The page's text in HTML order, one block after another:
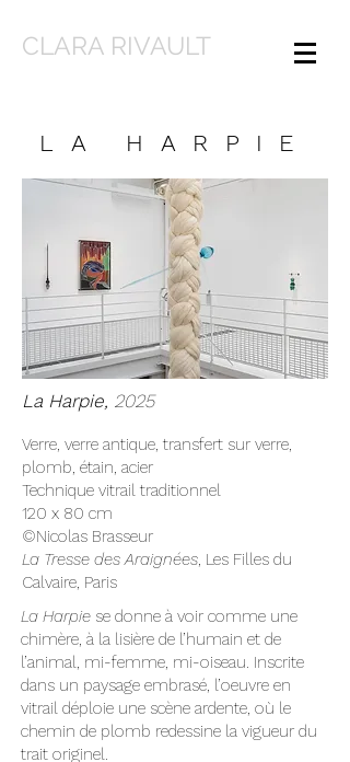
CLARA RIVAULT
LA HARPIE
La Harpie, 2025
Verre, verre antique, transfert sur verre,
plomb, étain, acier
Technique vitrail traditionnel
120 x 80 cm
©Nicolas Brasseur
La Tresse des Araignées, Les Filles du
Calvaire, Paris
La Harpie se donne à voir comme une
chimère, à la lisière de l’humain et de
l’animal, mi-femme, mi-oiseau. Inscrite
dans un paysage embrasé, l’oeuvre en
vitrail déploie une scène ardente, où le
chemin de plomb redessine la vigueur du
trait originel.